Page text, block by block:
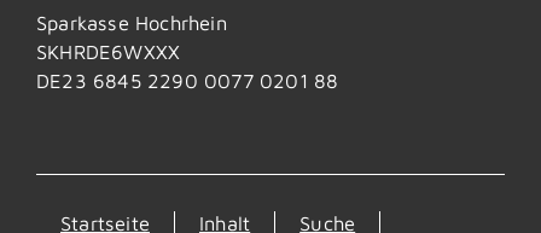
Sparkasse Hochrhein
SKHRDE6WXXX
DE23 6845 2290 0077 0201 88
Startseite Inhalt Suche